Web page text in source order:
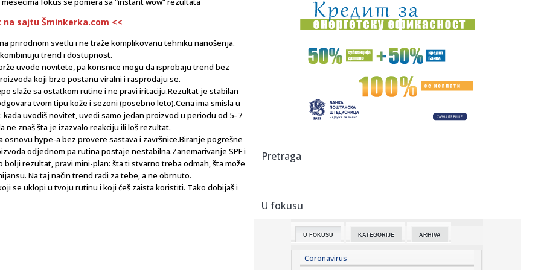
sajtu Šminkerka.com <<
prirodnom svetlu i ne traže komplikovanu tehniku nanošenja.
trend i dostupnost.
uvode novitete, pa korisnice mogu da isprobaju trend bez
koji brzo postanu viralni i rasprodaju se.
slaže sa ostatkom rutine i ne pravi iritaciju.Rezultat je stabilan
tvom tipu kože i sezoni (posebno leto).Cena ima smisla u
uvodiš novitet, uvedi samo jedan proizvod u periodu od 5–7
ne znaš šta je izazvalo reakciju ili loš rezultat.
hype-a bez provere sastava i završnice.Biranje pogrešne
odjednom pa rutina postaje nestabilna.Zanemarivanje SPF i
rezultat, pravi mini-plan: šta ti stvarno treba odmah, šta može
Na taj način trend radi za tebe, a ne obrnuto.
se uklopi u tvoju rutinu i koji ćeš zaista koristiti. Tako dobijaš i
09:14:Hrvati kukaju zbog Zelenskog: Boli ih što Vučić vodi
politiku ...
09:13:Đedović Handanović: Situacija sa NIS-om mnogo bitnija od
suše...
“Базар by Комуна” у Комуни у ...
09:08:Francuzi pišu: Čuvena dinastija preuzima Asvel
VIDEO
09:07:
09:06:
Porsche u sadašnjem obliku poslovanja ne može da
Pretraga
U fokusu
U FOKUSU KATEGORIJE ARHIVA
Coronavirus